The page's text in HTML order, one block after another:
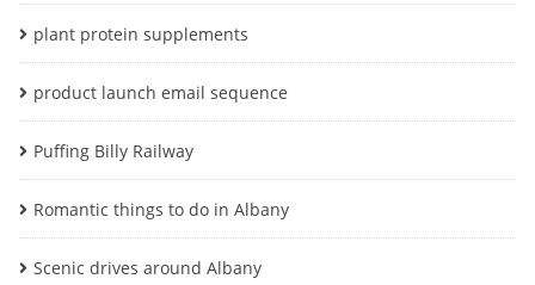
plant protein supplements
product launch email sequence
Puffing Billy Railway
Romantic things to do in Albany
Scenic drives around Albany